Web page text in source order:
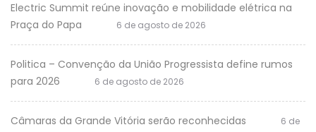
Electric Summit reúne inovação e mobilidade elétrica na
Praça do Papa
6 de agosto de 2026
Politica – Convenção da União Progressista define rumos
para 2026
6 de agosto de 2026
Câmaras da Grande Vitória serão reconhecidas
6 de